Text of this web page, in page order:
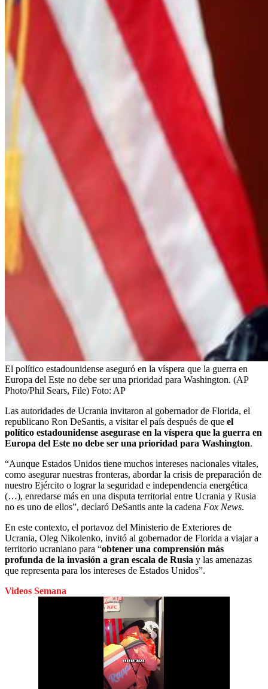
El político estadounidense aseguró en la víspera que la guerra en
Europa del Este no debe ser una prioridad para Washington. (AP
Photo/Phil Sears, File) Foto: AP
Las autoridades de Ucrania invitaron al gobernador de Florida, el
republicano Ron DeSantis, a visitar el país después de que el
político estadounidense asegurase en la víspera que la guerra en
Europa del Este no debe ser una prioridad para Washington.
“Aunque Estados Unidos tiene muchos intereses nacionales vitales,
como asegurar nuestras fronteras, abordar la crisis de preparación de
nuestro Ejército o lograr la seguridad e independencia energética
(…), enredarse más en una disputa territorial entre Ucrania y Rusia
no es uno de ellos”, declaró DeSantis ante la cadena Fox News.
En este contexto, el portavoz del Ministerio de Exteriores de
Ucrania, Oleg Nikolenko, invitó al gobernador de Florida a viajar a
territorio ucraniano para “obtener una comprensión más
profunda de la invasión a gran escala de Rusia y las amenazas
que representa para los intereses de Estados Unidos”.
Videos Semana